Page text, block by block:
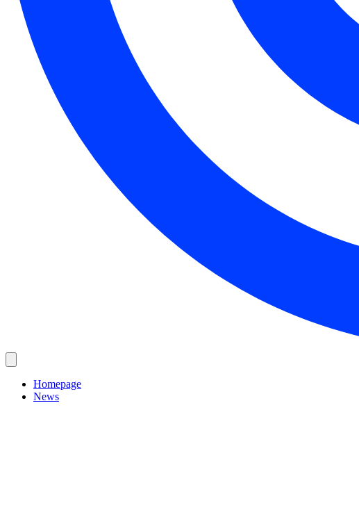
Homepage
News